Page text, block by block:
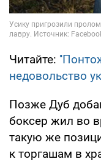
Читайте:
недовольство
Позже Дуб
боксер жил во
такую же
к торгашам в